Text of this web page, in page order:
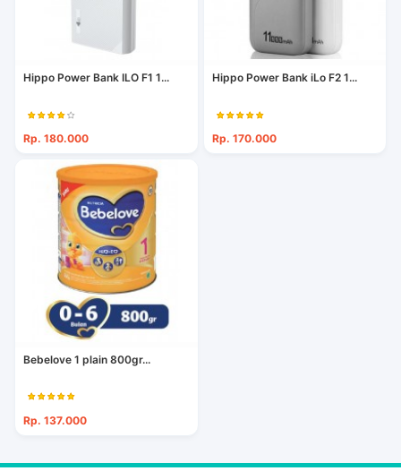
Hippo Power Bank ILO F1 1...
Rp. 180.000
Hippo Power Bank iLo F2 1...
Rp. 170.000
Bebelove 1 plain 800gr...
Rp. 137.000